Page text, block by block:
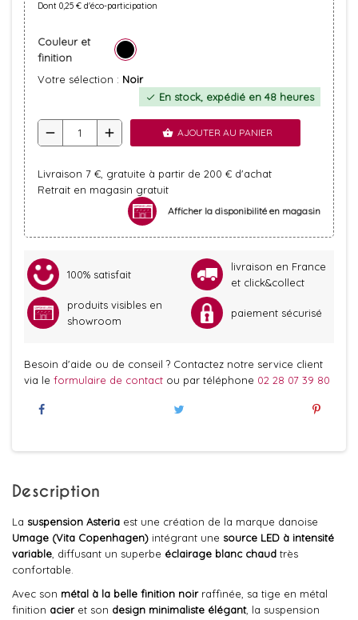
Dont 0,25 € d'éco-participation
Couleur et
finition
Votre sélection : Noir
check En stock, expédié en 48 heures
remove add shopping_basket AJOUTER AU PANIER
Livraison 7 €, gratuite à partir de 200 € d'achat
Retrait en magasin gratuit
Afficher la disponibilité en magasin
100% satisfait
livraison en France
et click&collect
produits visibles en
showroom
paiement sécurisé
Besoin d'aide ou de conseil ? Contactez notre service client
via le formulaire de contact ou par téléphone 02 28 07 39 80
Description
La suspension Asteria est une création de la marque danoise
Umage (Vita Copenhagen) intégrant une source LED à intensité
variable , diffusant un superbe éclairage blanc chaud très
confortable.
Avec son métal à la belle finition noirraffinée, sa tige en métal
finition acieret son design minimaliste élégant, la suspension